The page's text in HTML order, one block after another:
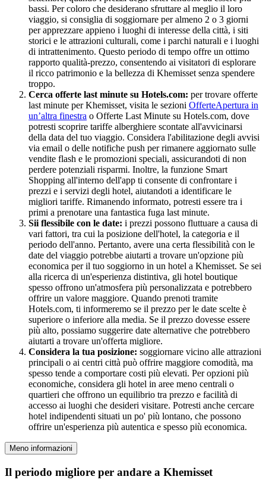
bassi. Per coloro che desiderano sfruttare al meglio il loro
viaggio, si consiglia di soggiornare per almeno 2 o 3 giorni
per apprezzare appieno i luoghi di interesse della città, i siti
storici e le attrazioni culturali, come i parchi naturali e i luoghi
di intrattenimento. Questo periodo di tempo offre un ottimo
rapporto qualità-prezzo, consentendo ai visitatori di esplorare
il ricco patrimonio e la bellezza di Khemisset senza spendere
troppo.
Cerca offerte last minute su Hotels.com: per trovare offerte
last minute per Khemisset, visita le sezioni OfferteApertura in
un’altra finestra o Offerte Last Minute su Hotels.com, dove
potresti scoprire tariffe alberghiere scontate all'avvicinarsi
della data del tuo viaggio. Considera l'abilitazione degli avvisi
via email o delle notifiche push per rimanere aggiornato sulle
vendite flash e le promozioni speciali, assicurandoti di non
perdere potenziali risparmi. Inoltre, la funzione Smart
Shopping all'interno dell'app ti consente di confrontare i
prezzi e i servizi degli hotel, aiutandoti a identificare le
migliori tariffe. Rimanendo informato, potresti essere tra i
primi a prenotare una fantastica fuga last minute.
Sii flessibile con le date: i prezzi possono fluttuare a causa di
vari fattori, tra cui la posizione dell'hotel, la categoria e il
periodo dell'anno. Pertanto, avere una certa flessibilità con le
date del viaggio potrebbe aiutarti a trovare un'opzione più
economica per il tuo soggiorno in un hotel a Khemisset. Se sei
alla ricerca di un'esperienza distintiva, gli hotel boutique
spesso offrono un'atmosfera più personalizzata e potrebbero
offrire un valore maggiore. Quando prenoti tramite
Hotels.com, ti informeremo se il prezzo per le date scelte è
superiore o inferiore alla media. Se il prezzo dovesse essere
più alto, possiamo suggerire date alternative che potrebbero
aiutarti a trovare un'offerta migliore.
Considera la tua posizione: soggiornare vicino alle attrazioni
principali o ai centri città può offrire maggiore comodità, ma
spesso tende a comportare costi più elevati. Per opzioni più
economiche, considera gli hotel in aree meno centrali o
quartieri che offrono un equilibrio tra prezzo e facilità di
accesso ai luoghi che desideri visitare. Potresti anche cercare
hotel indipendenti situati un po' più lontano, che possono
offrire un'esperienza più autentica e spesso più economica.
Meno informazioni
Il periodo migliore per andare a Khemisset